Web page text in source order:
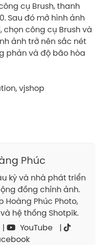
cụ Brush, thanh
Sau đó mở hình ảnh
chọn công cụ Brush và
ảnh trở nên sắc nét
phản và độ bão hòa
vjshop
Phúc
kỳ và nhà phát triển
đồng chỉnh ảnh.
Hoàng Phúc Photo,
hệ thống Shotpik.
| YouTube
|